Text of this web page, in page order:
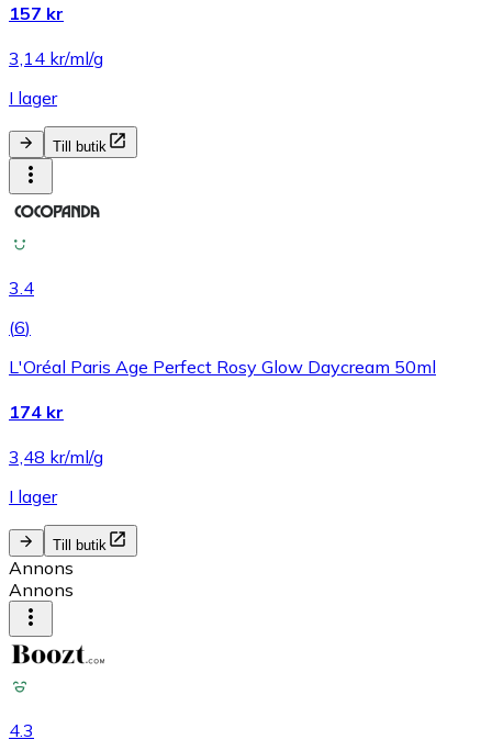
157 kr
3,14 kr/ml/g
I lager
Till butik
3.4
(6)
L'Oréal Paris Age Perfect Rosy Glow Daycream 50ml
174 kr
3,48 kr/ml/g
I lager
Till butik
Annons
Annons
4.3